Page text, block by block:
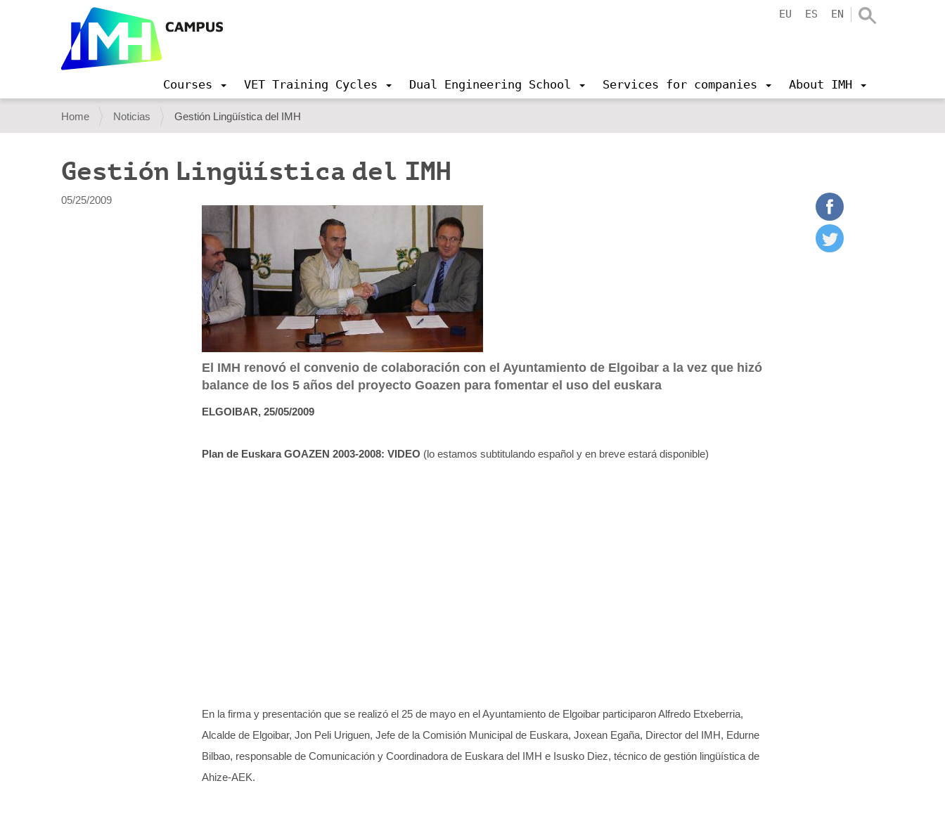
EU ES EN
v
a
t
i
Courses VET Training Cycles Dual Engineering School Services for companies About IMH
Y
o
a
r
Home Noticias Gestión Lingüística del IMH
Gestión Lingüística del IMH
05/25/2009
El IMH renovó el convenio de colaboración con el Ayuntamiento de Elgoibar a la vez que hizó
balance de los 5 años del proyecto Goazen para fomentar el uso del euskara
ELGOIBAR, 25/05/2009
Plan de Euskara GOAZEN 2003-2008: VIDEO (lo estamos subtitulando español y en breve estará disponible)
En la firma y presentación que se realizó el 25 de mayo en el Ayuntamiento de Elgoibar participaron Alfredo Etxeberria,
Alcalde de Elgoibar, Jon Peli Uriguen, Jefe de la Comisión Municipal de Euskara, Joxean Egaña, Director del IMH, Edurne
Bilbao, responsable de Comunicación y Coordinadora de Euskara del IMH e Isusko Diez, técnico de gestión lingüística de
Ahize-AEK.